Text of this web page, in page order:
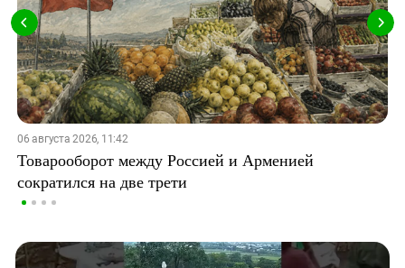
06 августа 2026, 11:42
Товарооборот между Россией и Арменией
сократился на две трети